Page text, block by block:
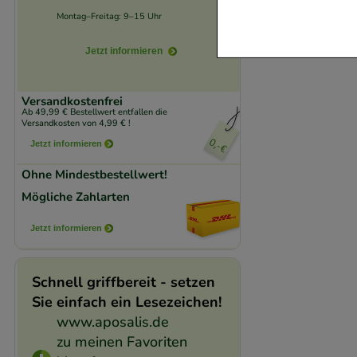
Website
verzichtet werden
Montag–Freitag: 9–15 Uhr
Jetzt informieren
Versandkostenfrei
Ab 49,99 € Bestellwert entfallen die
Versandkosten von 4,99 € !
Jetzt informieren
Ohne Mindestbestellwert!
Mögliche Zahlarten
Jetzt informieren
Schnell griffbereit - setzen
Sie einfach ein Lesezeichen!
www.aposalis.de
zu meinen Favoriten